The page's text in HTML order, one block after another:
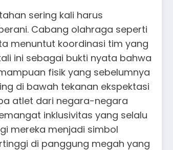
sering kali harus
Cabang olahraga seperti
menuntut koordinasi tim yang
ini sebagai bukti nyata bahwa
fisik yang sebelumnya
di bawah tekanan ekspektasi
atlet dari negara-negara
inklusivitas yang selalu
mereka menjadi simbol
di panggung megah yang